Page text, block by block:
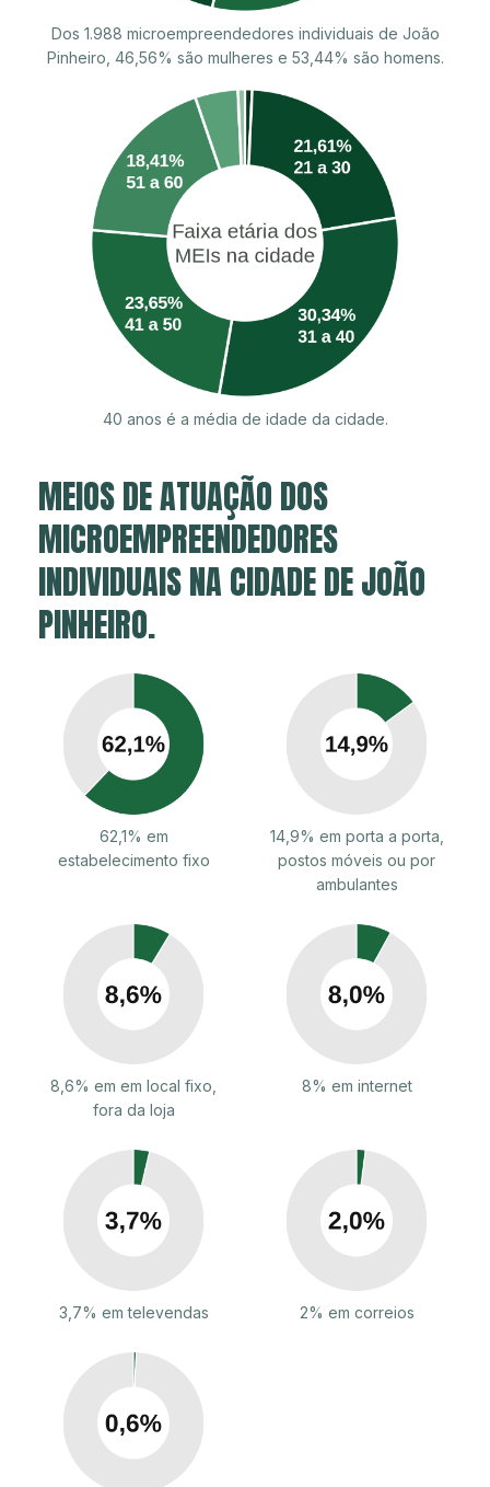
Dos 1.988 microempreendedores individuais de João
Pinheiro, 46,56% são mulheres e 53,44% são homens.
40 anos é a média de idade da cidade.
MEIOS DE ATUAÇÃO DOS
MICROEMPREENDEDORES
INDIVIDUAIS NA CIDADE DE JOÃO
PINHEIRO.
62,1% em
estabelecimento fixo
14,9% em porta a porta,
postos móveis ou por
ambulantes
8,6% em em local fixo,
fora da loja
8% em internet
3,7% em televendas 2% em correios